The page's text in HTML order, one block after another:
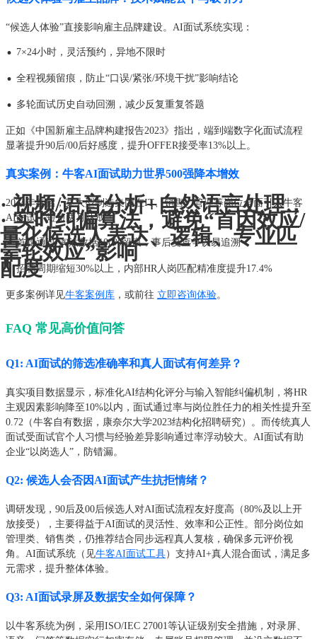
· 实时纠偏算法，避免“首因效应/
晕轮效应”影响
· 视频/语音分析+自然语言处理，
量化候选人表达、逻辑、专业匹
配度
“候选人体验”直接影响雇主品牌建设。AI面试系统实现：
· 7×24小时，灵活预约，异地不限时
· 全程视频留痕，防止“口误/紧张/环境干扰”影响结论
· 多轮面试历史自动回溯，减少反复重复答题
正如《中国新雇主品牌构建报告2023》指出，端到端数字化面试流程
显著提升90后/00后好感度，提升OFFER接受率13%以上。
真实案例：牛客AI面试助力世界500强降本增效
2024年春招，某大型制造集团在IT、销售、管理等岗位全面引入牛客
AI面试，短短两月达成：
· 首轮通过/淘汰数据100%留痕，事后复查争议易追溯
· 招聘周期缩短30%以上，内部HR人岗匹配精准度提升17.4%
更多案例详见牛客案例库 ，或前往 立即咨询体验。
FAQ 常见高价值问答
Q1: AI面试的筛选准确率和真人面试有何差异？
真实项目数据显示，标准化AI结构化评分与输入智能纠偏机制，将HR
主观因素影响降至10%以内，面试通过率与岗位胜任力的相关性提升至
0.72（牛客自有数据，康奈尔大学2023结构化招聘研究）。而传统真人
面试受面试官个人习惯与经验差异影响通过率浮动较大。AI面试有助
企业“以岗选人”，防错漏。
Q2: 候选人会否因AI面试产生抗拒情绪？
调研发现，90后及00后候选人对AI面试流程友好度高（80%及以上开
放接受），主要得益于AI面试的灵活性、效率和公正性。部分岗位如
管理类、销售类，仍推荐结合同步远程真人复核，确保多元评价视
角。AI面试系统（见牛客AI面试工具）支持AI+真人混合面试，满足多
元需求，提升整体体验。
Q3: AI面试录屏及数据安全如何保障？
以牛客系统为例，采用ISO/IEC 27001等认证级别安全措施，对录屏、